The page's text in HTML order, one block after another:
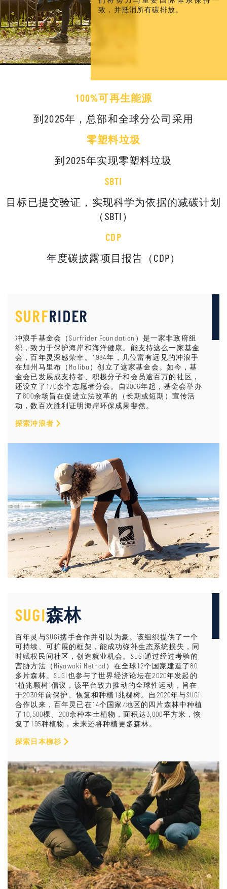
致，并抵消所有碳排放。
100%可再生能源
到2025年，总部和全球分公司采用
零塑料垃圾
到2025年实现零塑料垃圾
SBTI
目标已提交验证，实现科学为依据的减碳计划
（SBTI）
CDP
年度碳披露项目报告（CDP）
SURFRIDER
冲浪手基金会（Surfrider Foundation）是一家非政府组
织，致力于保护海岸和海洋健康。能支持这么一家基金
会，百年灵深感荣幸。1984年，几位富有远见的冲浪手
在加州马里布（Malibu）创立了这家基金会。如今，基
金会已发展成支持者、积极分子和会员逾百万的社区，
还设立了170余个志愿者分会。自2006年起，基金会举办
了800余场旨在促进立法改革的（长期或短期）宣传活
动，数百次胜利证明海岸环保成果斐然。
探索冲浪者
SUGI森林
百年灵与SUGi携手合作并引以为豪。该组织提供了一个
可持续、可扩展的框架，能成功弥补生态系统损失，同
时赋权民间社区，创造就业机会。SUGi通过经过考验的
宫胁方法（Miyawaki Method）在全球12个国家建造了80
多片森林。SUGi也参与了世界经济论坛在2020年发起的
“植兆颗树”倡议，该平台致力推动的全球性运动，旨在
于2030年前保护、恢复和种植1兆棵树。自2020年与SUGi
合作以来，百年灵已在14个国家/地区的四片森林中种植
了10,500棵、200余种本土植物，面积达3,000平方米，恢
复了195种植物，未来还将种植更多森林。
探索日本柳杉